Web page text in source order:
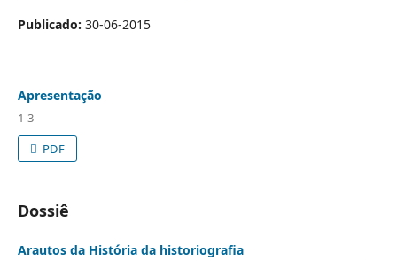
Publicado: 30-06-2015
Apresentação
1-3
PDF
Dossiê
Arautos da História da historiografia